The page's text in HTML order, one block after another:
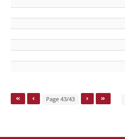
Page 43/43